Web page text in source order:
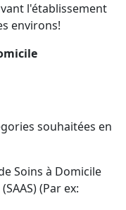
l'établissement
environs!
souhaitées en
Soins à Domicile
(Par ex: